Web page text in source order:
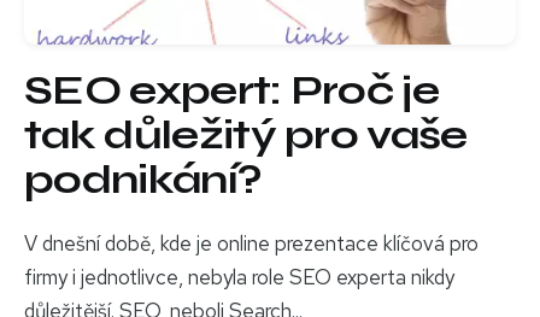
SEO expert: Proč je
tak důležitý pro vaše
podnikání?
V dnešní době, kde je online prezentace klíčová pro
firmy i jednotlivce, nebyla role SEO experta nikdy
důležitější. SEO, neboli Search...